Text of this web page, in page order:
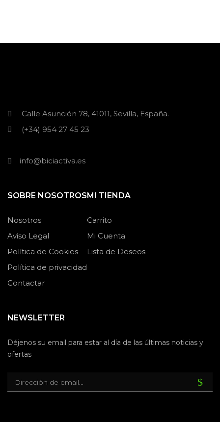
Calle Asunción 78, 41011, Sevilla, España.
(+34) 954 27 45 23
info@biciactiva.es
SOBRE NOSOTROS
Nosotros
Aviso Legal
Política de Cookies
Política de privacidad
Contactar
MI TIENDA
Carrito
Mi Cuenta
Lista de Deseos
NEWSLETTER
Déjenos su email para estar al día de las últimas noticias y
ofertas